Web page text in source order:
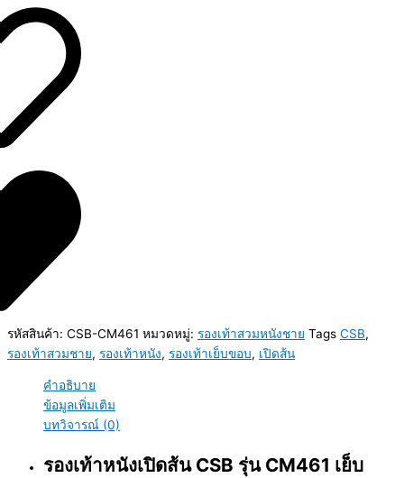
รหัสสินค้า: CSB-CM461 หมวดหมู่: รองเท้าสวมหนังชาย Tags CSB,
รองเท้าสวมชาย, รองเท้าหนัง, รองเท้าเย็บขอบ, เปิดส้น
คำอธิบาย
ข้อมูลเพิ่มเติม
บทวิจารณ์ (0)
รองเท้าหนังเปิดส้น CSB รุ่น CM461 เย็บ